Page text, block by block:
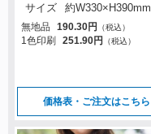
サイズ
約W330×H390mm
無地品
190.30円 （税込）
1色印刷 251.90円 （税込）
価格表・ご注文はこちら